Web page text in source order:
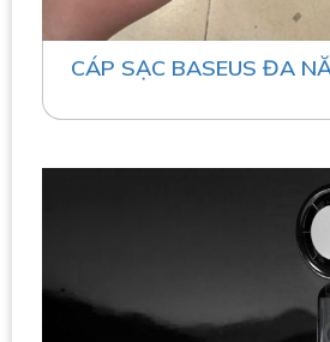
CÁP SẠC BASEUS ĐA